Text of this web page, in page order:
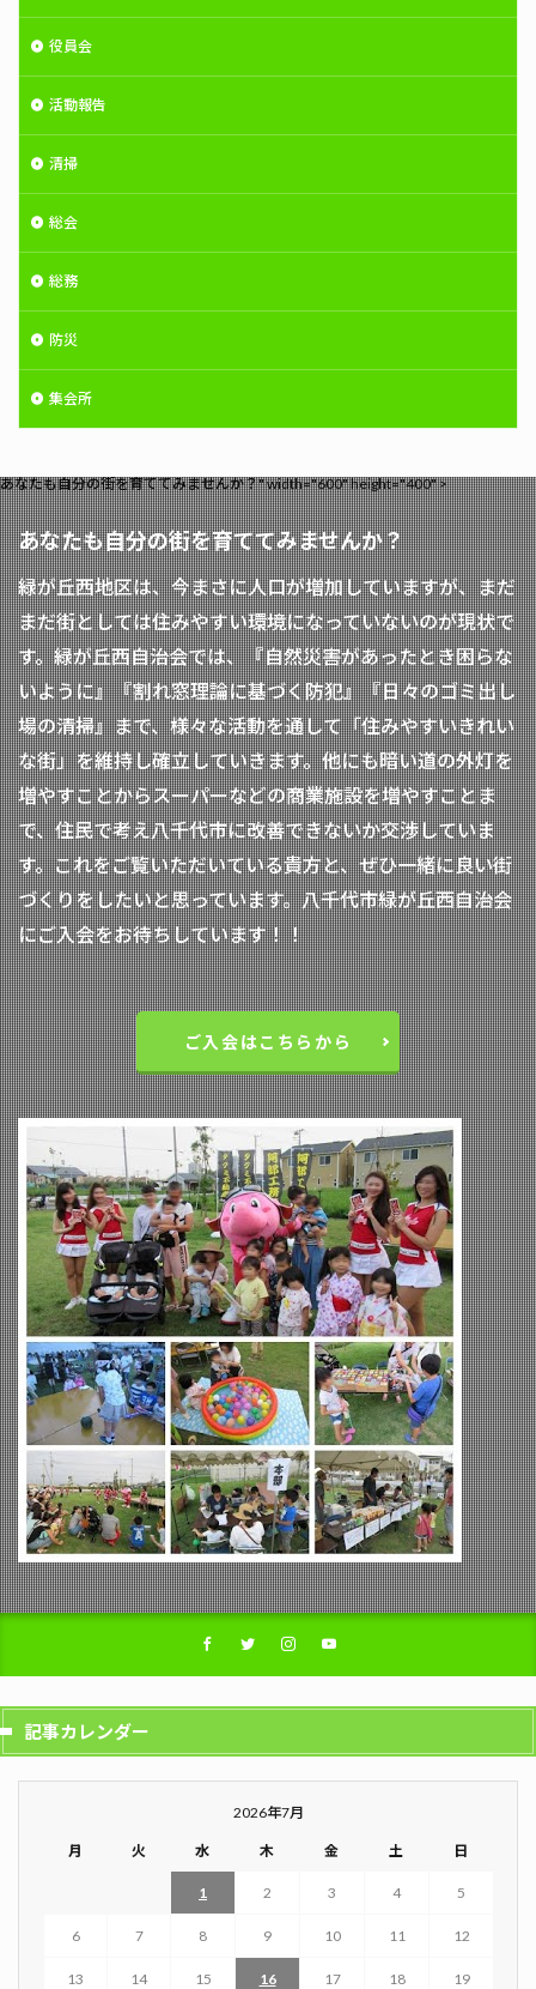
役員会
活動報告
清掃
総会
総務
防災
集会所
あなたも自分の街を育ててみませんか？" width="600" height="400" >
あなたも自分の街を育ててみませんか？
緑が丘西地区は、今まさに人口が増加していますが、まだ
まだ街としては住みやすい環境になっていないのが現状で
す。緑が丘西自治会では、『自然災害があったとき困らな
いように』『割れ窓理論に基づく防犯』『日々のゴミ出し
場の清掃』まで、様々な活動を通して「住みやすいきれい
な街」を維持し確立していきます。他にも暗い道の外灯を
増やすことからスーパーなどの商業施設を増やすことま
で、住民で考え八千代市に改善できないか交渉していま
す。これをご覧いただいている貴方と、ぜひ一緒に良い街
づくりをしたいと思っています。八千代市緑が丘西自治会
にご入会をお待ちしています！！
ご入会はこちらから
記事カレンダー
2026年7月
月 火 水 木 金 土 日
1 2 3 4 5
6 7 8 9 10 11 12
13 14 15 16 17 18 19